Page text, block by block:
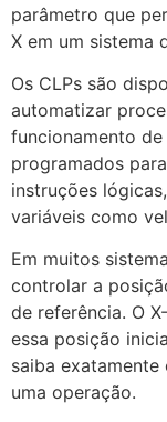
parâmetro que
X em um sistema
Os CLPs são
automatizar
funcionamento de
programados
instruções
variáveis como
Em muitos
controlar a
de referência. O
essa posição
saiba
uma operação.